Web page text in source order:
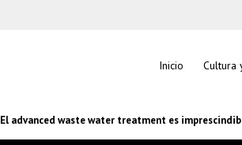
Inicio Cultura
El advanced waste water treatment es